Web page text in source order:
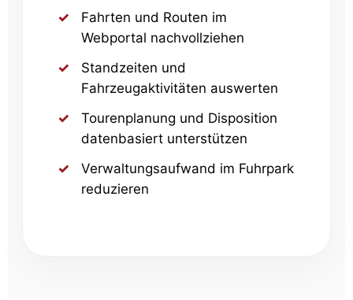
Fahrten und Routen im
Webportal nachvollziehen
Standzeiten und
Fahrzeugaktivitäten auswerten
Tourenplanung und Disposition
datenbasiert unterstützen
Verwaltungsaufwand im Fuhrpark
reduzieren